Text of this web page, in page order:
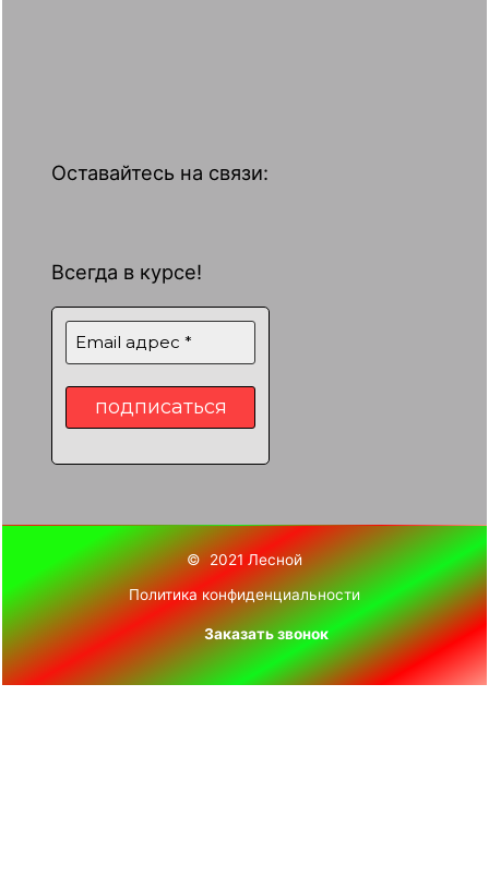
Оставайтесь на связи:
Всегда в курсе!
© 2021 Лесной
Политика конфиденциальности
Заказать звонок